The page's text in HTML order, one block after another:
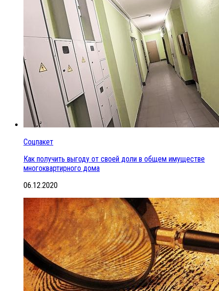
Соцпакет
Как получить выгоду от своей доли в общем имуществе
многоквартирного дома
06.12.2020